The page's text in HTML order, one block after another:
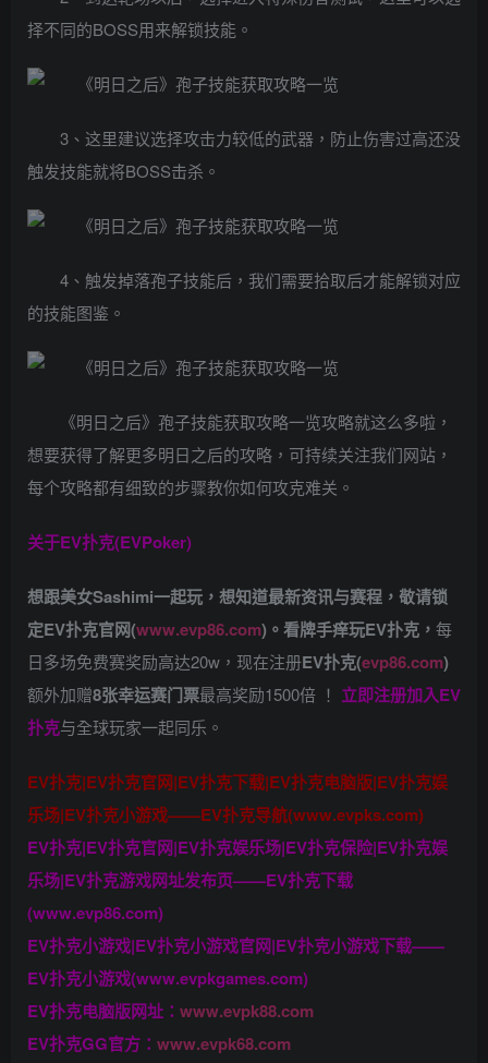
择不同的BOSS用来解锁技能。
3、这里建议选择攻击力较低的武器，防止伤害过高还没
触发技能就将BOSS击杀。
4、触发掉落孢子技能后，我们需要拾取后才能解锁对应
的技能图鉴。
《明日之后》孢子技能获取攻略一览攻略就这么多啦，
想要获得了解更多明日之后的攻略，可持续关注我们网站，
每个攻略都有细致的步骤教你如何攻克难关。
关于EV扑克(EVPoker)
想跟美女Sashimi一起玩， 想知道最新资讯与赛程， 敬请锁
定EV扑克官网(www.evp86.com)。看牌手痒玩EV扑克， 每
日多场免费赛奖励高达20w，现在注册EV扑克(evp86.com)
额外加赠8张幸运赛门票最高奖励1500倍 ！ 立即注册加入EV
扑克与全球玩家一起同乐。
EV扑克|EV扑克官网|EV扑克下载|EV扑克电脑版|EV扑克娱
乐场|EV扑克小游戏——EV扑克导航(www.evpks.com)
EV扑克|EV扑克官网|EV扑克娱乐场|EV扑克保险|EV扑克娱
乐场|EV扑克游戏网址发布页——EV扑克下载
(www.evp86.com)
EV扑克小游戏|EV扑克小游戏官网|EV扑克小游戏下载——
EV扑克小游戏(www.evpkgames.com)
EV扑克电脑版网址： www.evpk88.com
EV扑克GG官方： www.evpk68.com